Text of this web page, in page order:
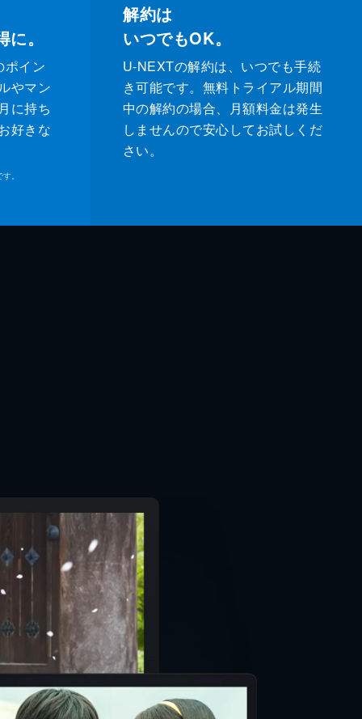
。
ポイン
やマン
に持ち
好きな
。
解約は
いつでもOK。
U-NEXTの解約は、いつでも手続
き可能です。無料トライアル期間
中の解約の場合、月額料金は発生
しませんので安心してお試しくだ
さい。